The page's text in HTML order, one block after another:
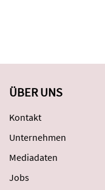
ÜBER UNS
Kontakt
Unternehmen
Mediadaten
Jobs